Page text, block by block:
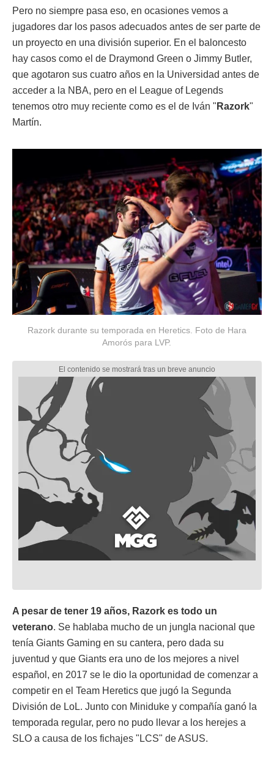
Pero no siempre pasa eso, en ocasiones vemos a
jugadores dar los pasos adecuados antes de ser parte de
un proyecto en una división superior. En el baloncesto
hay casos como el de Draymond Green o Jimmy Butler,
que agotaron sus cuatro años en la Universidad antes de
acceder a la NBA, pero en el League of Legends
tenemos otro muy reciente como es el de Iván " Razork"
Martín.
Razork durante su temporada en Heretics. Foto de Hara
Amorós para LVP.
A pesar de tener 19 años, Razork es todo un
veterano. Se hablaba mucho de un jungla nacional que
tenía Giants Gaming en su cantera, pero dada su
juventud y que Giants era uno de los mejores a nivel
español, en 2017 se le dio la oportunidad de comenzar a
competir en el Team Heretics que jugó la Segunda
División de LoL. Junto con Miniduke y compañía ganó la
temporada regular, pero no pudo llevar a los herejes a
SLO a causa de los fichajes "LCS" de ASUS.